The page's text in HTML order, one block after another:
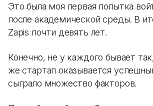
Это была моя первая попытка
после академической среды. В
Zapis почти девять лет.
Конечно, не у каждого бывает
же стартап оказывается
сыграло множество факторов.